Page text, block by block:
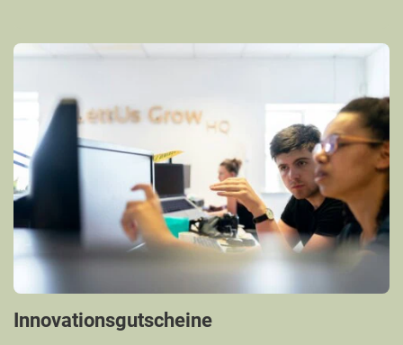
Innovationsgutscheine